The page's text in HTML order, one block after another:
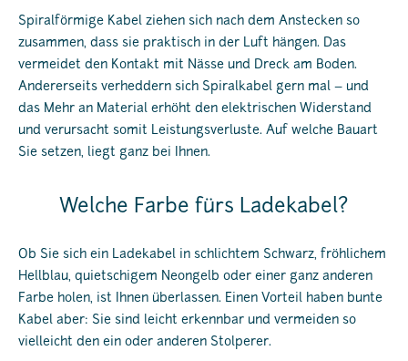
Spiralförmige Kabel ziehen sich nach dem Anstecken so
zusammen, dass sie praktisch in der Luft hängen. Das
vermeidet den Kontakt mit Nässe und Dreck am Boden.
Andererseits verheddern sich Spiralkabel gern mal – und
das Mehr an Material erhöht den elektrischen Widerstand
und verursacht somit Leistungsverluste. Auf welche Bauart
Sie setzen, liegt ganz bei Ihnen.
Welche Farbe fürs Ladekabel?
Ob Sie sich ein Ladekabel in schlichtem Schwarz, fröhlichem
Hellblau, quietschigem Neongelb oder einer ganz anderen
Farbe holen, ist Ihnen überlassen. Einen Vorteil haben bunte
Kabel aber: Sie sind leicht erkennbar und vermeiden so
vielleicht den ein oder anderen Stolperer.